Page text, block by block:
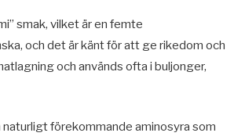
smak, vilket är en femte
och det är känt för att ge rikedom och
och används ofta i buljonger,
förekommande aminosyra som